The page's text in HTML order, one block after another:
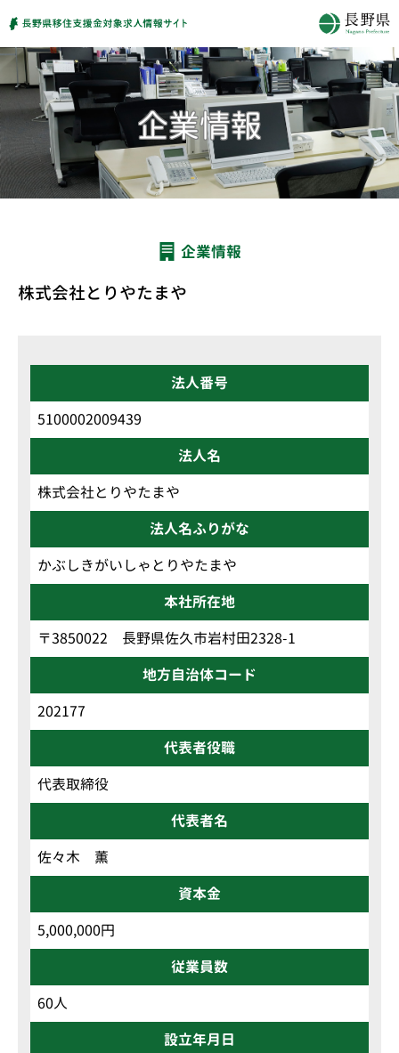
企業情報
株式会社とりやたまや
法人番号
5100002009439
法人名
株式会社とりやたまや
法人名ふりがな
かぶしきがいしゃとりやたまや
本社所在地
〒3850022 長野県佐久市岩村田2328-1
地方自治体コード
202177
代表者役職
代表取締役
代表者名
佐々木 薫
資本金
5,000,000円
従業員数
60人
設立年月日